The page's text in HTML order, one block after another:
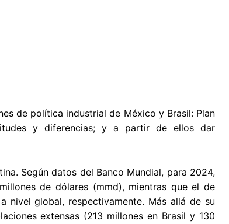
de política industrial de México y Brasil: Plan
y diferencias; y a partir de ellos dar
Según datos del Banco Mundial, para 2024,
de dólares (mmd), mientras que el de
nivel global, respectivamente. Más allá de su
extensas (213 millones en Brasil y 130